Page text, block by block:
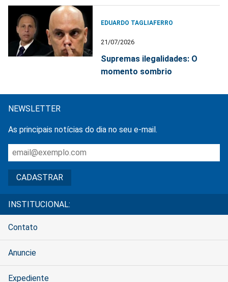
EDUARDO TAGLIAFERRO
21/07/2026
Supremas ilegalidades: O
momento sombrio
NEWSLETTER
As principais notícias do dia no seu e-mail.
INSTITUCIONAL:
Contato
Anuncie
Expediente